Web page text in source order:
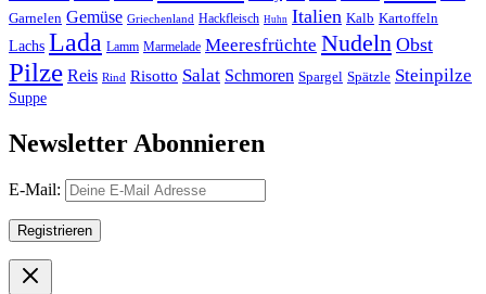
Garnelen Gemüse Griechenland Hackfleisch Huhn Italien Kalb Kartoffeln
Lachs Lada Lamm Marmelade Meeresfrüchte Nudeln Obst
Pilze Reis Rind Risotto Salat Schmoren Spargel Spätzle Steinpilze
Suppe
Newsletter Abonnieren
E-Mail: